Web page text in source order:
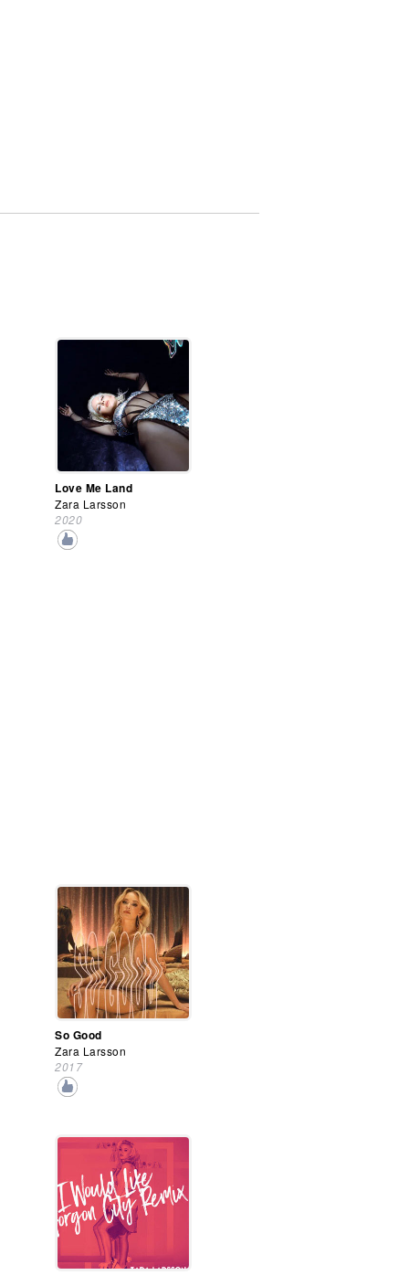
Love Me Land
Zara Larsson
2020
So Good
Zara Larsson
2017